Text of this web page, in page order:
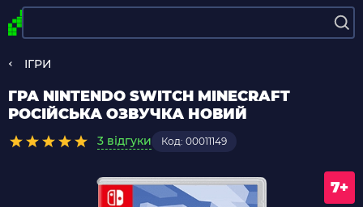
ІГРИ
ГРА NINTENDO SWITCH MINECRAFT
РОСІЙСЬКА ОЗВУЧКА НОВИЙ
3 відгуки Код: 00011149
7+